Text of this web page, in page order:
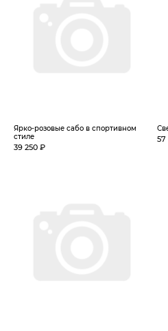
Ярко-розовые сабо в спортивном
стиле
39 250 ₽
57